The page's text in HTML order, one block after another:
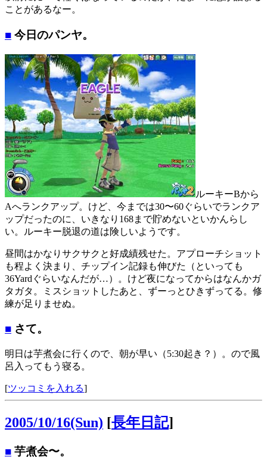
ことがあるなー。
■ 今日のパンヤ。
ルーキーBから
Aへランクアップ。けど、今までは30〜60ぐらいでランクア
ップだったのに、いきなり168まで貯めないといかんらし
い。ルーキー脱退の道は険しいようです。
昼間はかなりサクサクと好成績残せた。アプローチショット
も程よく決まり、チップイン記録も伸びた（といっても
36Yardぐらいなんだが…）。けど夜になってからはなんかガ
タガタ。ミスショットしたあと、ずーっとひきずってる。修
練が足りませぬ。
■ さて。
明日は芋煮会に行くので、朝が早い（5:30起き？）。ので風
呂入ってもう寝る。
[ツッコミを入れる]
2005/10/16(Sun) [長年日記]
■ 芋煮会〜。